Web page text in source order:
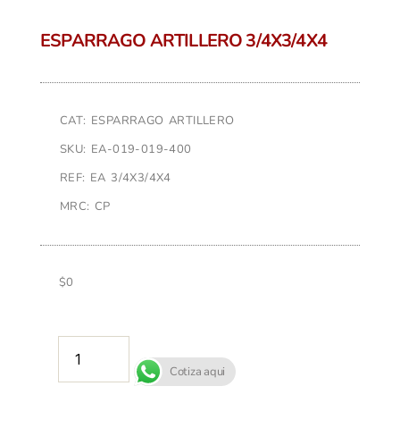
ESPARRAGO ARTILLERO 3/4X3/4X4
CAT: ESPARRAGO ARTILLERO
SKU: EA-019-019-400
REF: EA 3/4X3/4X4
MRC: CP
$0
Cotiza aqui